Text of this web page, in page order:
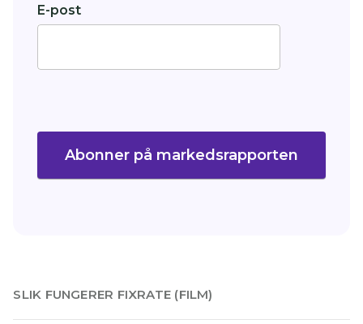
E-post
Abonner på markedsrapporten
slik fungerer fixrate (film)